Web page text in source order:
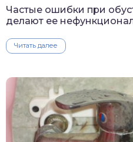
Частые ошибки при
делают ее
Читать далее